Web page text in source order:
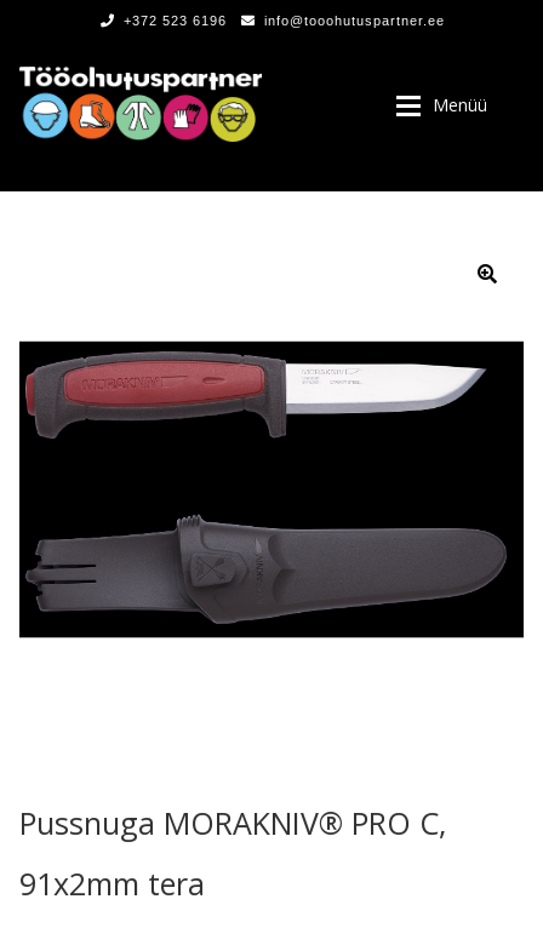
+372 523 6196 info@tooohutuspartner.ee
Menüü
Pussnuga MORAKNIV® PRO C,
91x2mm tera